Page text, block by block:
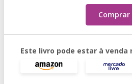
Comprar
Este livro pode estar à venda